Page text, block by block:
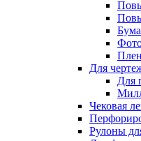
Для
Для
Чековая
Рулоны